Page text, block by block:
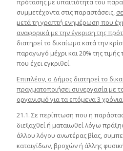
πρότασης με υπαιτιότητα του
συμμετέχοντα στις παραστάσεις,
μετά τη γραπτή ενημέρωση που
αναφορικά με την έγκριση της
διατηρεί το δικαίωμα κατά την
παραγωγό μέχρι και 20% της τιμής
που έχει εγκριθεί.
Επιπλέον, ο Δήμος διατηρεί το
πραγματοποιήσει συνεργασία με
οργανισμό για τα επόμενα 3 χρόνια.
21.1. Σε περίπτωση που η
διεξαχθεί ή ματαιωθεί λόγω
άλλου λόγου ανωτέρας βίας,
καταιγίδων, βροχών ή άλλης